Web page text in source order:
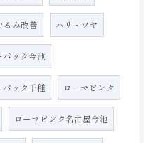
るみ改善 ハリ・ツヤ
パック今池
パック千種 ローマピンク
ローマピンク名古屋今池